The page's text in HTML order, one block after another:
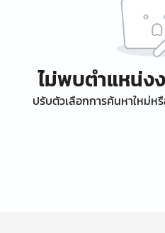
ไม่พบตำแหน่
ปรับตัวเลือกการค้นหาใหม่ห